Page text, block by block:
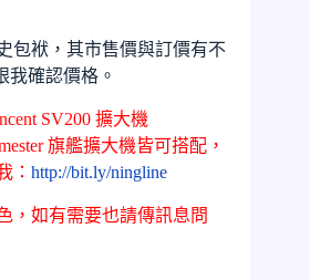
包袱，其市售價與訂價有不
我確認價格。
SV200 擴大機
旗艦擴大機皆可搭配，
： http://bit.ly/ningline
，如有需要也請傳訊息問